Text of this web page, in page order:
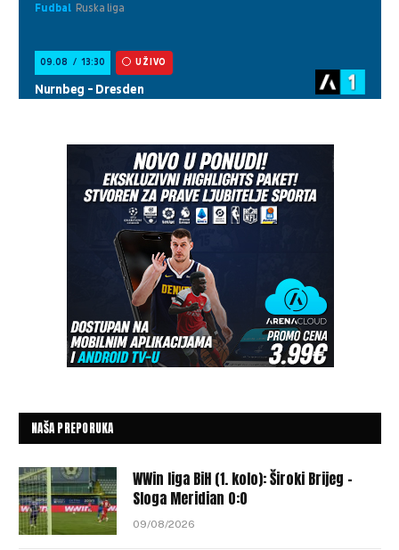
NAŠA PREPORUKA
WWin liga BiH (1. kolo): Široki Brijeg –
Sloga Meridian 0:0
09/08/2026